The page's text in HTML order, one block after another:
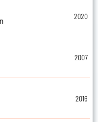
2020
2007
2016